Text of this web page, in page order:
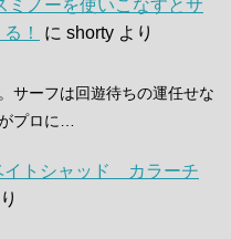
ミノーを使いこなすとサ
！
に shorty より
サーフは回遊待ちの運任せな
プロに…
イトシャッド カラーチ